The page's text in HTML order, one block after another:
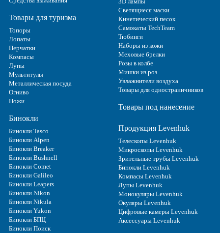
Товары для туризма
Топоры
Лопаты
Перчатки
Компасы
Лупы
Мультитулы
Металлическая посуда
Огниво
Ножи
Бинокли
Бинокли Tasco
Бинокли Alpen
Бинокли Breaker
Бинокли Bushnell
Бинокли Comet
Бинокли Galileo
Бинокли Leapers
Бинокли Nikon
Бинокли Nikula
Бинокли Yukon
Бинокли БПЦ
Бинокли Поиск
Светящиеся маски
Кинетический песок
Самокаты TechTeam
Тюбинги
Наборы из кожи
Меховые брелки
Розы в колбе
Мишки из роз
Увлажнители воздуха
Товары для одностраничников
Товары под нанесение
Продукция Levenhuk
Телескопы Levenhuk
Микроскопы Levenhuk
Зрительные трубы Levenhuk
Бинокли Levenhuk
Компасы Levenhuk
Лупы Levenhuk
Монокуляры Levenhuk
Окуляры Levenhuk
Цифровые камеры Levenhuk
Аксессуары Levenhuk